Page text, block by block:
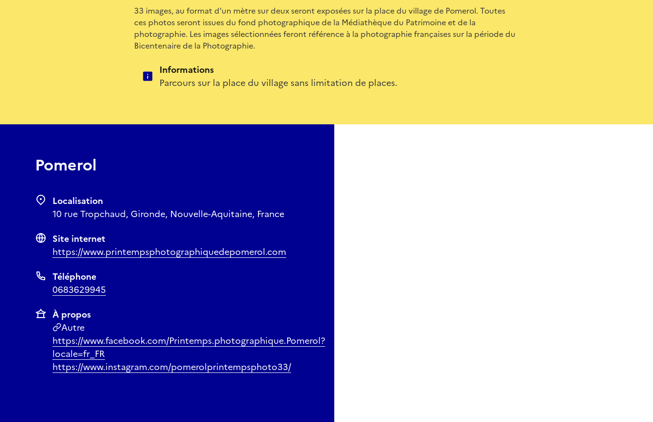
33 images, au format d'un mètre sur deux seront exposées sur la place du village de Pomerol. Toutes
ces photos seront issues du fond photographique de la Médiathèque du Patrimoine et de la
photographie. Les images sélectionnées feront référence à la photographie françaises sur la période du
Bicentenaire de la Photographie.
Informations
Parcours sur la place du village sans limitation de places.
Pomerol
Localisation
10 rue Tropchaud, Gironde, Nouvelle-Aquitaine, France
Site internet
https://www.printempsphotographiquedepomerol.com
Téléphone
0683629945
À propos
Autre
https://www.facebook.com/Printemps.photographique.Pomerol?
locale=fr_FR
https://www.instagram.com/pomerolprintempsphoto33/